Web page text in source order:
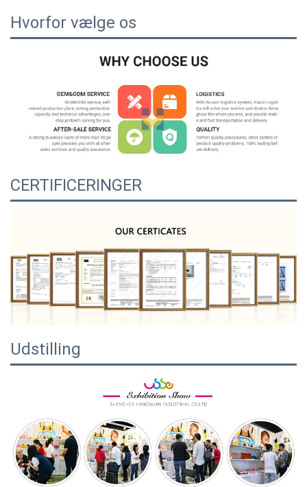
Hvorfor vælge os
CERTIFICERINGER
Udstilling